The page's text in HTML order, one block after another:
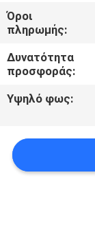
ΖΗΤΉΣΤΕ
ΜΙΑ
ΠΡΟΣΦΟΡΆ
SITEMAP
ΠΟΛΙΤΙΚΉ
Όροι
πληρωμής:
Δυνατότητα
προσφοράς:
Υψηλό φως: